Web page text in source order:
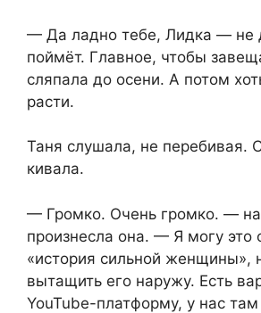
— Да ладно тебе, Лидка — не
поймёт. Главное, чтобы
сляпала до осени. А потом
расти.
Таня слушала, не перебивая.
кивала.
— Громко. Очень громко. —
произнесла она. — Я могу это
«история сильной женщины»,
вытащить его наружу. Есть
YouTube-платформу, у нас